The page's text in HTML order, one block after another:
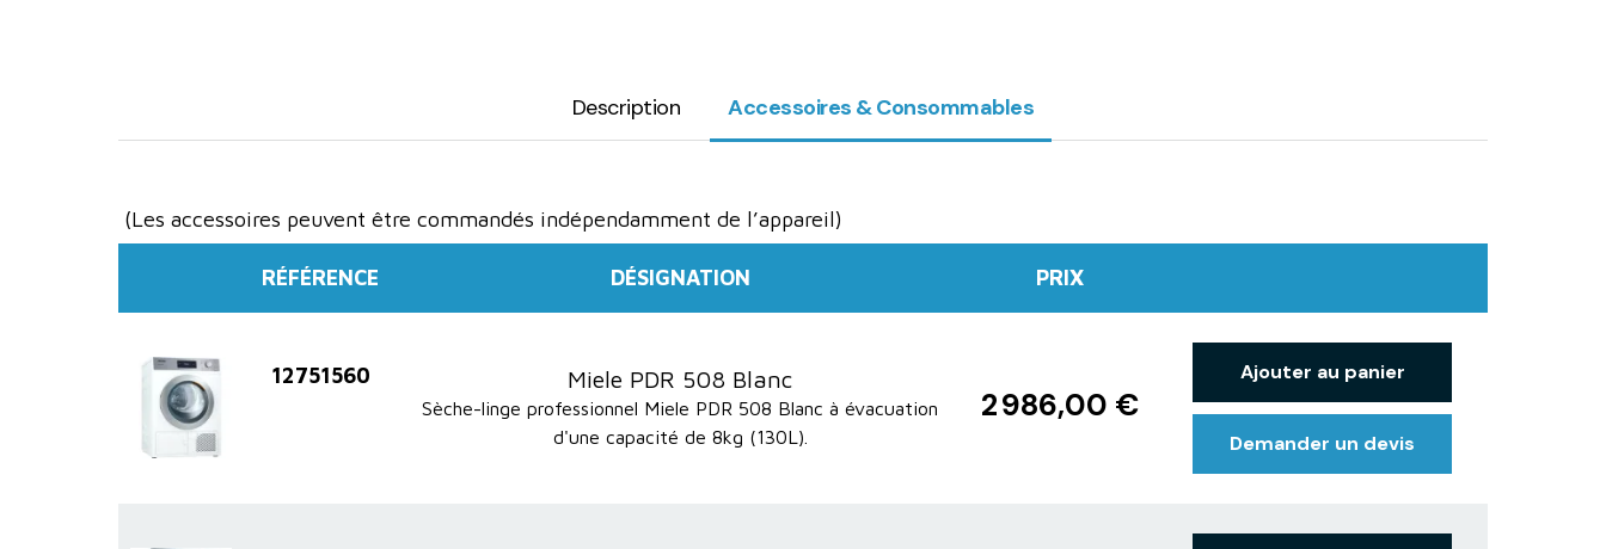
Description Accessoires & Consommables
(Les accessoires peuvent être commandés indépendamment de l’appareil)
RÉFÉRENCE DÉSIGNATION PRIX
12751560 Miele PDR 508 Blanc
Sèche-linge professionnel Miele PDR 508 Blanc à évacuation
d'une capacité de 8kg (130L).
2 986,00 €
Ajouter au panier
Demander un devis